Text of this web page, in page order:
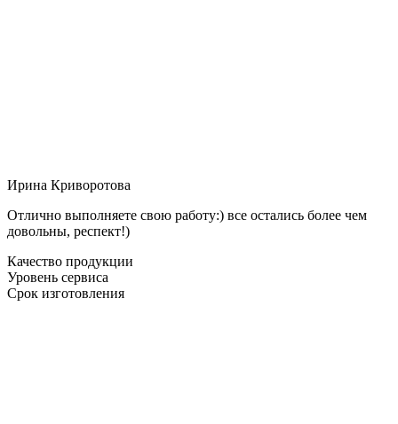
Ирина Криворотова
Отлично выполняете свою работу:) все остались более чем
довольны, респект!)
Качество продукции
Уровень сервиса
Срок изготовления